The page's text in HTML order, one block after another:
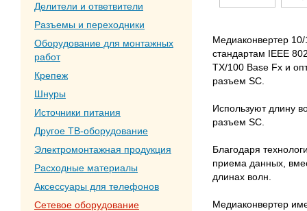
Делители и ответвители
Разъемы и переходники
Оборудование для монтажных
работ
Крепеж
Шнуры
Источники питания
Другое ТВ-оборудование
Электромонтажная продукция
Расходные материалы
Аксессуары для телефонов
Сетевое оборудование
Медиаконвертер
стандартам IEEE
TX/100 Base Fx и
разъем SC.
Используют длину
разъем SC.
Благодаря
приема данных,
длинах волн.
Медиаконвертер